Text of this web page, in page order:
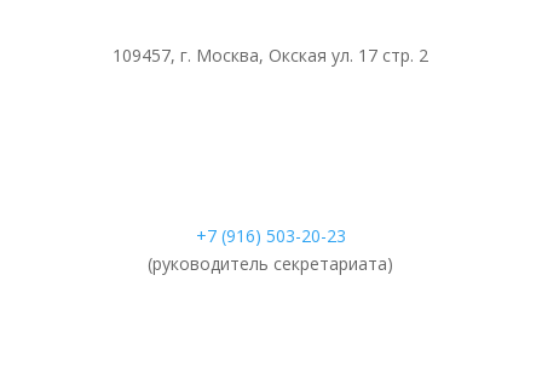
109457, г. Москва, Окская ул. 17 стр. 2
+7 (916) 503-20-23
(руководитель секретариата)